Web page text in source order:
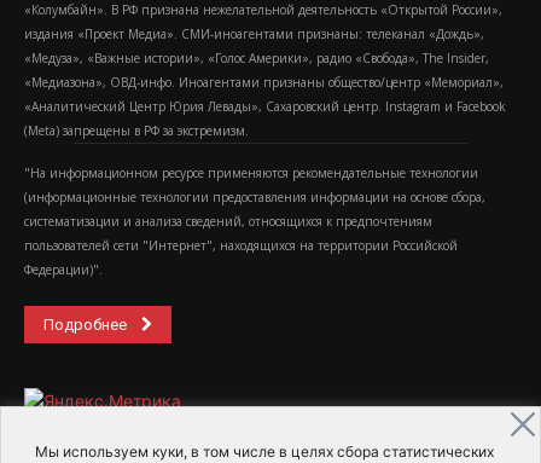
Мы используем куки, в том числе в целях сбора статистических
«Колумбайн». В РФ признана нежелательной деятельность «Открытой России»,
издания «Проект Медиа». СМИ-иноагентами признаны: телеканал «Дождь»,
«Медуза», «Важные истории», «Голос Америки», радио «Свобода», The Insider,
«Медиазона», ОВД-инфо. Иноагентами признаны общество/центр «Мемориал»,
«Аналитический Центр Юрия Левады», Сахаровский центр. Instagram и Facebook
(Metа) запрещены в РФ за экстремизм.
"На информационном ресурсе применяются рекомендательные технологии
(информационные технологии предоставления информации на основе сбора,
систематизации и анализа сведений, относящихся к предпочтениям
пользователей сети "Интернет", находящихся на территории Российской
Федерации)".
Подробнее